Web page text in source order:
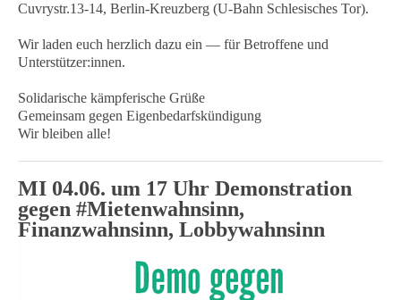
Cuvrystr.13-14, Berlin-Kreuzberg (U-Bahn Schlesisches Tor).
Wir laden euch herzlich dazu ein — für Betroffene und
Unterstützer:innen.
Solidarische kämpferische Grüße
Gemeinsam gegen Eigenbedarfskündigung
Wir bleiben alle!
MI 04.06. um 17 Uhr Demonstration
gegen #Mietenwahnsinn,
Finanzwahnsinn, Lobbywahnsinn